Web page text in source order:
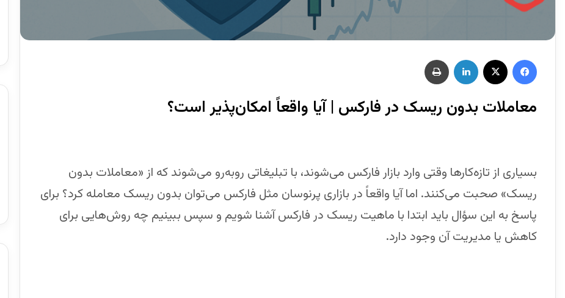
معاملات بدون ریسک در فارکس | آیا واقعاً امکان‌پذیر است؟
بسیاری از تازه‌کارها وقتی وارد بازار فارکس می‌شوند، با تبلیغاتی روبه‌رو می‌شوند که از «معاملات بدون
ریسک» صحبت می‌کنند. اما آیا واقعاً در بازاری پرنوسان مثل فارکس می‌توان بدون ریسک معامله کرد؟ برای
پاسخ به این سؤال باید ابتدا با ماهیت ریسک در فارکس آشنا شویم و سپس ببینیم چه روش‌هایی برای
کاهش یا مدیریت آن وجود دارد.